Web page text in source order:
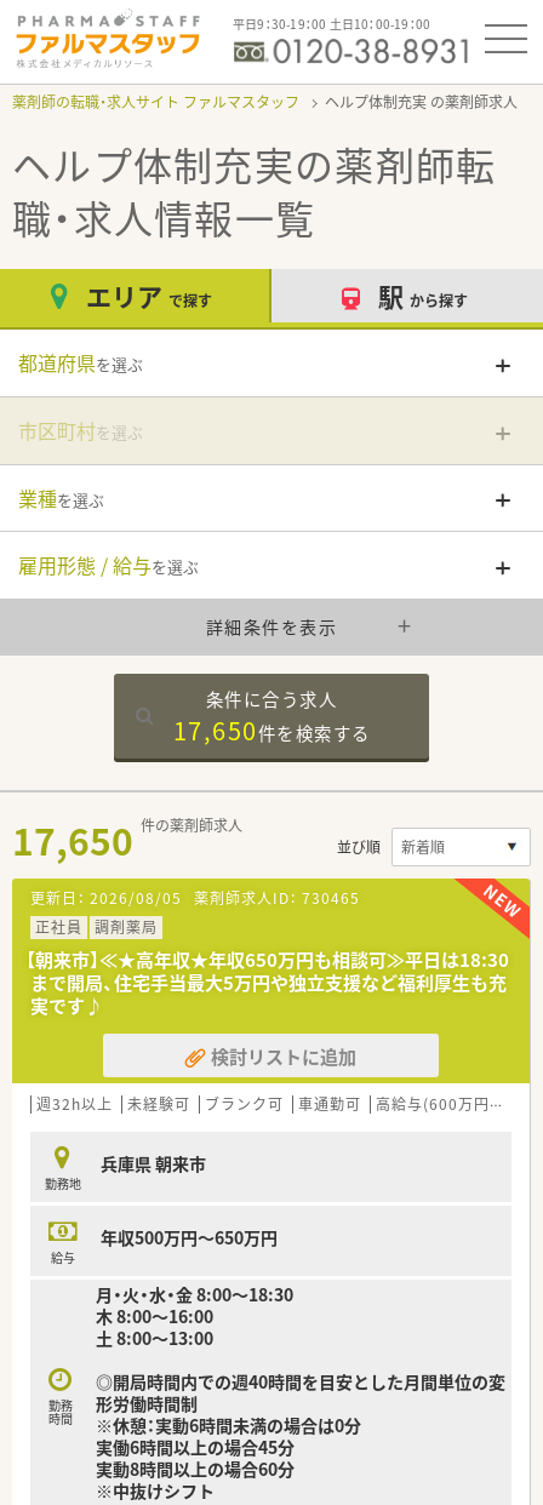
平日9：30-19：00 土日10：00-19：00
薬剤師の転職・求人サイト ファルマスタッフ ヘルプ体制充実
ヘルプ体制充実の薬剤師転
職・求人情報一覧
エリア で探す 駅 から探す
都道府県を選ぶ
市区町村を選ぶ
業種を選ぶ
雇用形態 / 給与を選ぶ
詳細条件を表示
条件に合う求人
17,650件を検索する
17,650 件の薬剤師求人
並び順
更新日： 2026/08/05 薬剤師求人ID： 730465
正社員
調剤薬局
【朝来市】≪★高年収★年収650万円も相談可≫平日は18:30
まで開局、住宅手当最大5万円や独立支援など福利厚生も充
実です♪
検討リストに追加
週32h以上 未経験可 ブランク可 車通勤可 高給与(600万円以上)
勤務地
兵庫県 朝来市
給与
年収500万円～650万円
勤務
時間
月・火・水・金 8:00～18:30
木 8:00～16:00
土 8:00～13:00
◎開局時間内での週40時間を目安とした月間単位の変
形労働時間制
※休憩：実動6時間未満の場合は0分
実働6時間以上の場合45分
実動8時間以上の場合60分
※中抜けシフト